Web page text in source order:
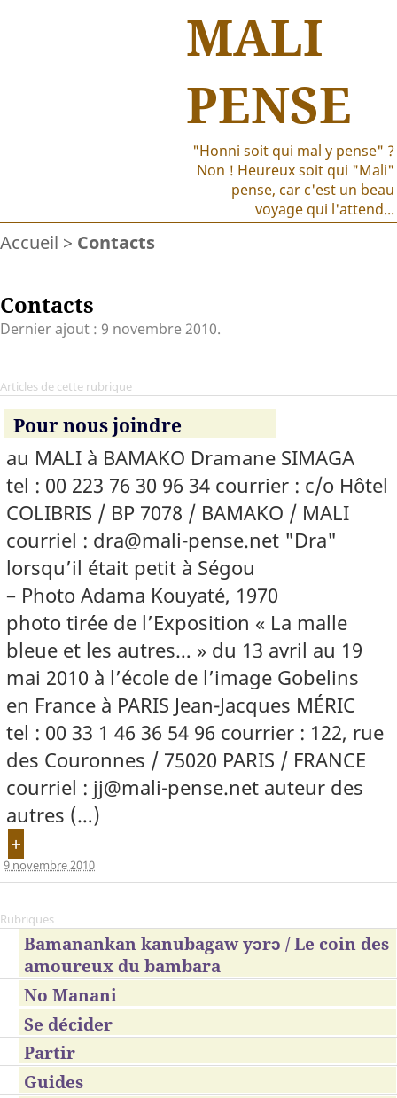
MALI
PENSE
"Honni soit qui mal y pense" ?
Non ! Heureux soit qui "Mali"
pense, car c'est un beau
voyage qui l'attend...
Accueil > Contacts
Contacts
Dernier ajout : 9 novembre 2010.
Articles de cette rubrique
Pour nous joindre
au MALI à BAMAKO Dramane SIMAGA
tel : 00 223 76 30 96 34 courrier : c/o Hôtel
COLIBRIS / BP 7078 / BAMAKO / MALI
courriel : dra@mali-pense.net "Dra"
lorsqu’il était petit à Ségou
– Photo Adama Kouyaté, 1970
photo tirée de l’Exposition « La malle
bleue et les autres… » du 13 avril au 19
mai 2010 à l’école de l’image Gobelins
en France à PARIS Jean-Jacques MÉRIC
tel : 00 33 1 46 36 54 96 courrier : 122, rue
des Couronnes / 75020 PARIS / FRANCE
courriel : jj@mali-pense.net auteur des
autres (…)
+
9 novembre 2010
Rubriques
Bamanankan kanubagaw yɔrɔ / Le coin des
amoureux du bambara
No Manani
Se décider
Partir
Guides